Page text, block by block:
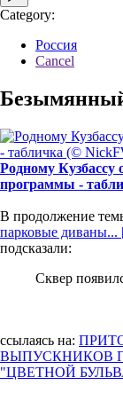
Category:
Россия
Cancel
Родному Кузбассу
программы -
В продолжение
парковые диваны...
подсказали:
Сквер
ссылаясь на:
ВЫПУСКНИКОВ
"ЦВЕТНОЙ